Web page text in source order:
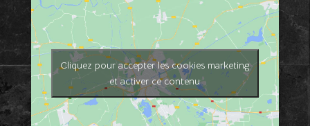
Cliquez pour accepter les cookies marketing
et activer ce contenu